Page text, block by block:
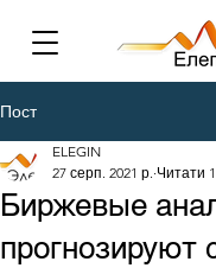
Пост
Биржевые
прогнозируют
ELEGIN
27 серп. 2021 р. Читати